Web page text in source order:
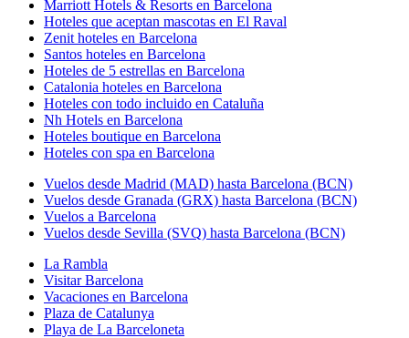
Marriott Hotels & Resorts en Barcelona
Hoteles que aceptan mascotas en El Raval
Zenit hoteles en Barcelona
Santos hoteles en Barcelona
Hoteles de 5 estrellas en Barcelona
Catalonia hoteles en Barcelona
Hoteles con todo incluido en Cataluña
Nh Hotels en Barcelona
Hoteles boutique en Barcelona
Hoteles con spa en Barcelona
Vuelos desde Madrid (MAD) hasta Barcelona (BCN)
Vuelos desde Granada (GRX) hasta Barcelona (BCN)
Vuelos a Barcelona
Vuelos desde Sevilla (SVQ) hasta Barcelona (BCN)
La Rambla
Visitar Barcelona
Vacaciones en Barcelona
Plaza de Catalunya
Playa de La Barceloneta